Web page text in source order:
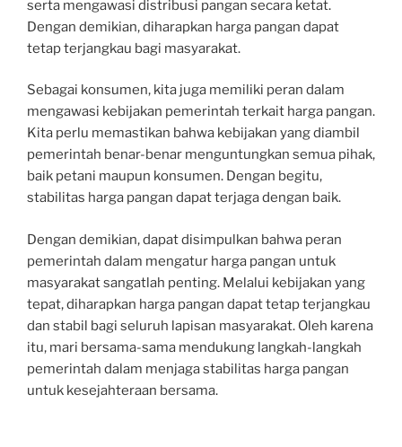
serta mengawasi distribusi pangan secara ketat.
Dengan demikian, diharapkan harga pangan dapat
tetap terjangkau bagi masyarakat.
Sebagai konsumen, kita juga memiliki peran dalam
mengawasi kebijakan pemerintah terkait harga pangan.
Kita perlu memastikan bahwa kebijakan yang diambil
pemerintah benar-benar menguntungkan semua pihak,
baik petani maupun konsumen. Dengan begitu,
stabilitas harga pangan dapat terjaga dengan baik.
Dengan demikian, dapat disimpulkan bahwa peran
pemerintah dalam mengatur harga pangan untuk
masyarakat sangatlah penting. Melalui kebijakan yang
tepat, diharapkan harga pangan dapat tetap terjangkau
dan stabil bagi seluruh lapisan masyarakat. Oleh karena
itu, mari bersama-sama mendukung langkah-langkah
pemerintah dalam menjaga stabilitas harga pangan
untuk kesejahteraan bersama.